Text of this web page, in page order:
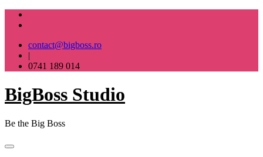
Skip
contact@bigboss.ro
|
0741 189 014
BigBoss Studio
Be the Big Boss